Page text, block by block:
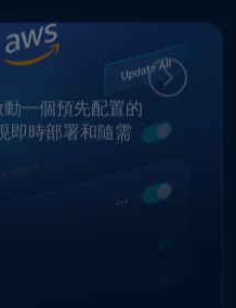
動一個預先配置的
即時部署和隨需